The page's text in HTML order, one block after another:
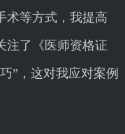
术等方式，我提高
注了《医师资格证
”，这对我应对案例